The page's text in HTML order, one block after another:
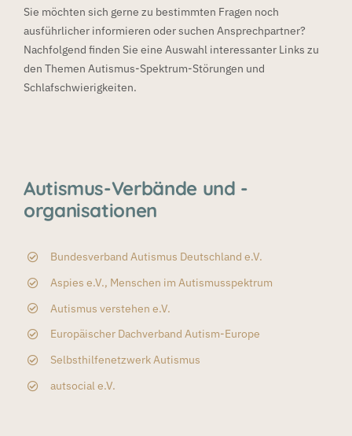
Sie möchten sich gerne zu bestimmten Fragen noch
ausführlicher informieren oder suchen Ansprechpartner?
Nachfolgend finden Sie eine Auswahl interessanter Links zu
den Themen Autismus-Spektrum-Störungen und
Schlafschwierigkeiten.
Autismus-Verbände und -
organisationen
Bundesverband Autismus Deutschland e.V.
Aspies e.V., Menschen im Autismusspektrum
Autismus verstehen e.V.
Europäischer Dachverband Autism-Europe
Selbsthilfenetzwerk Autismus
autsocial e.V.